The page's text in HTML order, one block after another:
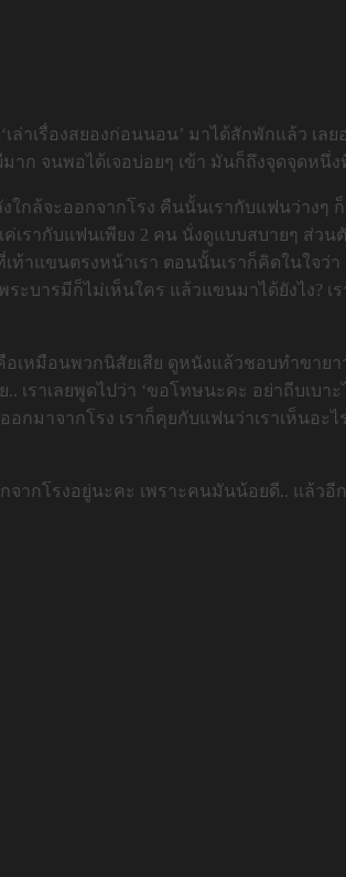
ล่าเรื่องสยองก่อนนอน’ มาได้สักพักแล้ว เ
ก จนพอได้เจอบ่อยๆ เข้า มันก็ถึงจุดจุดหนึ่งที่
ใกล้จะออกจากโรง คืนนั้นเรากับแฟนว่าง
รากับแฟนเพียง 2 คน นั่งดูแบบสบายๆ ส่ว
าแขนตรงหน้าเรา ตอนนั้นเราก็คิดในใจว่า
ะบารมีก็ไม่เห็นใคร แล้วแขนมาได้ยังไง?
อเหมือนพวกนิสัยเสีย ดูหนังแล้วชอบทำข
เราเลยพูดไปว่า ‘ขอโทษนะคะ อย่าถีบเ
มาจากโรง เราก็คุยกับแฟนว่าเราเห็นอะ
ากโรงอยู่นะคะ เพราะคนมันน้อยดี.. แล้ว